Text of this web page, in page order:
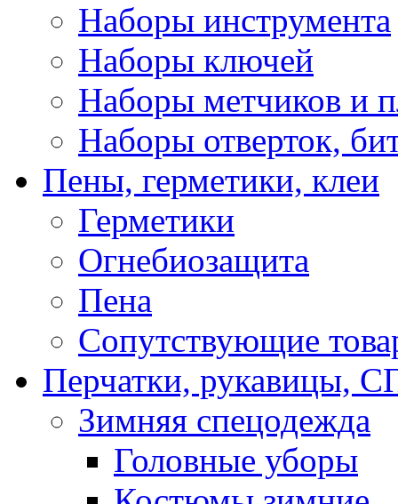
Наборы инструмента
Наборы ключей
Наборы метчиков и
Наборы отверток,
Пены, герметики, клеи
Герметики
Огнебиозащита
Пена
Сопутствующие
Перчатки,
Зимняя спецодежда
Головные уборы